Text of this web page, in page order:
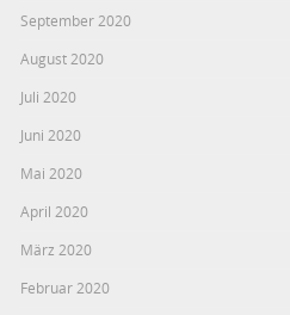
September 2020
August 2020
Juli 2020
Juni 2020
Mai 2020
April 2020
März 2020
Februar 2020